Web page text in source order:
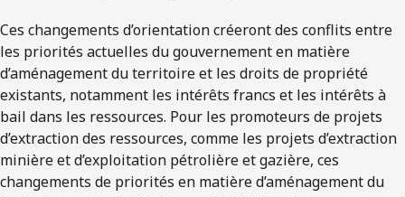
Ces changements d’orientation créeront des conflits entre
les priorités actuelles du gouvernement en matière
d’aménagement du territoire et les droits de propriété
existants, notamment les intérêts francs et les intérêts à
bail dans les ressources. Pour les promoteurs de projets
d’extraction des ressources, comme les projets d’extraction
minière et d’exploitation pétrolière et gazière, ces
changements de priorités en matière d’aménagement du